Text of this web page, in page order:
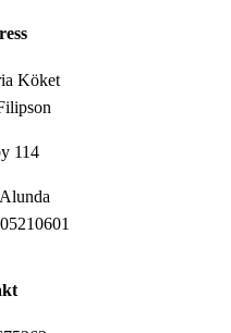
Köket
114